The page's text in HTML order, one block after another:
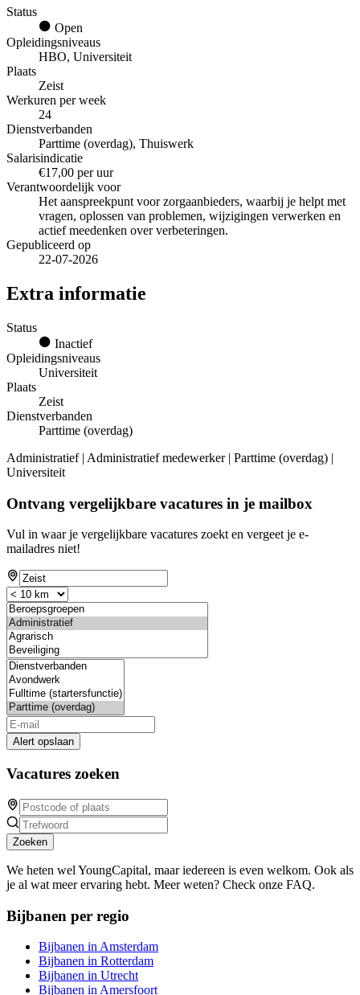
Status
Open
Opleidingsniveaus
HBO, Universiteit
Plaats
Zeist
Werkuren per week
24
Dienstverbanden
Parttime (overdag), Thuiswerk
Salarisindicatie
€17,00 per uur
Verantwoordelijk voor
Het aanspreekpunt voor zorgaanbieders, waarbij je helpt met
vragen, oplossen van problemen, wijzigingen verwerken en
actief meedenken over verbeteringen.
Gepubliceerd op
22-07-2026
Extra informatie
Status
Inactief
Opleidingsniveaus
Universiteit
Plaats
Zeist
Dienstverbanden
Parttime (overdag)
Administratief | Administratief medewerker | Parttime (overdag) |
Universiteit
Ontvang vergelijkbare vacatures in je mailbox
Vul in waar je vergelijkbare vacatures zoekt en vergeet je e-
mailadres niet!
Alert opslaan
Vacatures zoeken
Zoeken
We heten wel YoungCapital, maar iedereen is even welkom. Ook als
je al wat meer ervaring hebt. Meer weten? Check onze FAQ.
Bijbanen per regio
Bijbanen in Amsterdam
Bijbanen in Rotterdam
Bijbanen in Utrecht
Bijbanen in Amersfoort